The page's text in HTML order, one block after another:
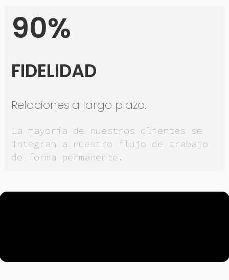
90%
FIDELIDAD
Relaciones a largo plazo.
La mayoría de nuestros clientes se
integran a nuestro flujo de trabajo
de forma permanente.